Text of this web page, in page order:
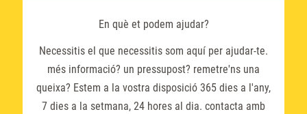
En què et podem ajudar?
Necessitis el que necessitis som aquí per ajudar-te.
més informació? un pressupost? remetre'ns una
queixa? Estem a la vostra disposició 365 dies a l'any,
7 dies a la setmana, 24 hores al dia. contacta amb